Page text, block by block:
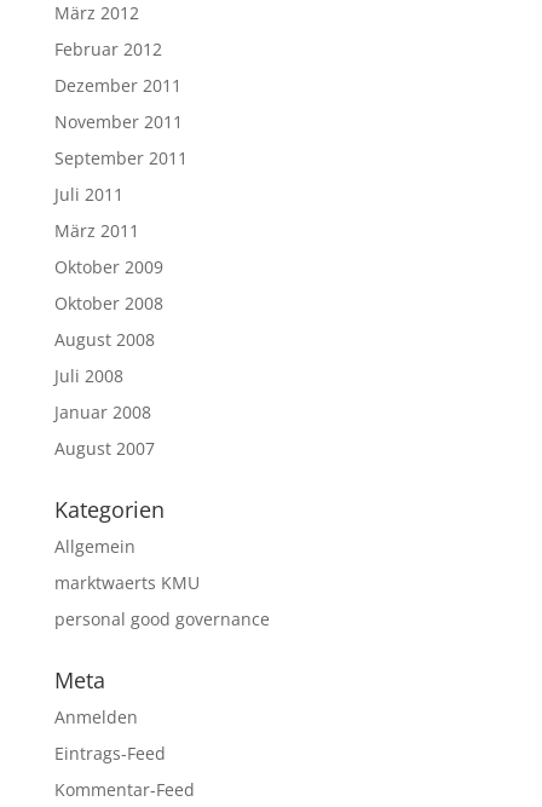
März 2012
Februar 2012
Dezember 2011
November 2011
September 2011
Juli 2011
März 2011
Oktober 2009
Oktober 2008
August 2008
Juli 2008
Januar 2008
August 2007
Kategorien
Allgemein
marktwaerts KMU
personal good governance
Meta
Anmelden
Eintrags-Feed
Kommentar-Feed